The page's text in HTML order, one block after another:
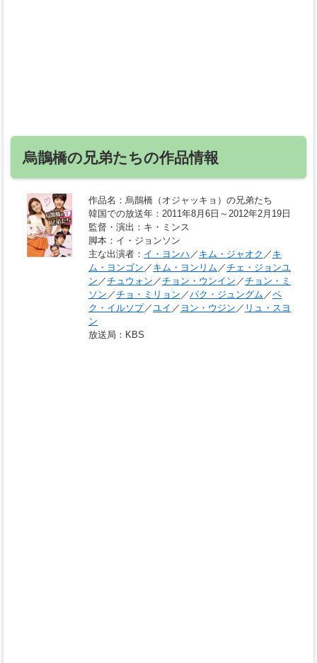
烏鵲橋の兄弟たちの作品情報
作品名 ：烏鵲橋（オジャッキョ）の兄弟たち
韓国での放送年 ：2011年8月6日～2012年2月19日
監督・演出 ：キ・ミンス
脚本 ：イ・ジョンソン
主な出演者 ： イ・ヨンハ ／ キム・ジャオク ／ キ
ム・ヨンゴン ／ キム・ヨンリム ／チェ・ジョンユ
ン ／チュウォン ／チョン・ウンイン ／チョン・ミ
ソン ／チョ・ミリョン ／パク・ジュングム ／ペ
ク・イルソプ／ユイ ／ ヨン・ウジン ／ リュ・スヨ
ン
放送局 ：KBS